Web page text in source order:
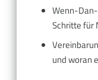
Wenn-
Schritte für
und woran